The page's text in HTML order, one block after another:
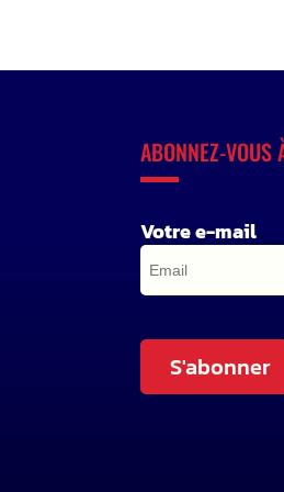
ABONNEZ-VOUS
Votre e-mail
S'abonner